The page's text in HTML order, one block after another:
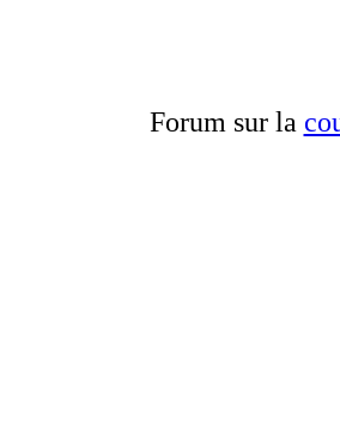
Forum sur la